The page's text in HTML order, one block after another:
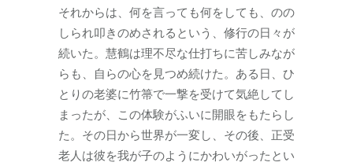
それからは、何を言っても何をしても、のの
しられ叩きのめされるという、修行の日々が
続いた。慧鶴は理不尽な仕打ちに苦しみなが
らも、自らの心を見つめ続けた。ある日、ひ
とりの老婆に竹箒で一撃を受けて気絶してし
まったが、この体験がふいに開眼をもたらし
た。その日から世界が一変し、その後、正受
老人は彼を我が子のようにかわいがったとい